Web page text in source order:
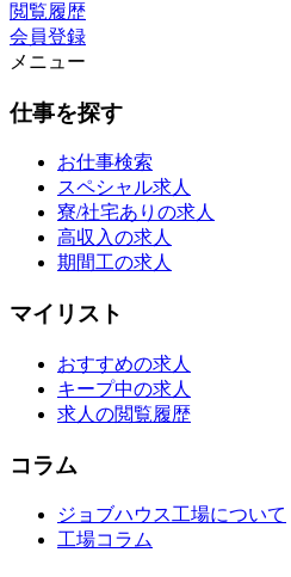
閲覧履歴
会員登録
メニュー
仕事を探す
お仕事検索
スペシャル求人
寮/社宅ありの求人
高収入の求人
期間工の求人
マイリスト
おすすめの求人
キープ中の求人
求人の閲覧履歴
コラム
ジョブハウス工場について
工場コラム